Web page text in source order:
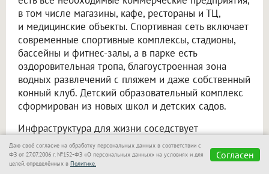
в том числе магазины, кафе, рестораны и ТЦ,
и медицинские объекты. Спортивная сеть включает
современные спортивные комплексы, стадионы,
бассейны и фитнес-залы, а в парке есть
оздоровительная тропа, благоустроенная зона
водных развлечений с пляжем и даже собственный
конный клуб. Детский образовательный комплекс
сформирован из новых школ и детских садов.
Инфраструктура для жизни соседствует
с передовыми научно-техническими центрами,
основными «офисами» Кольцово, которые скорее
напоминают футуристичные арт-объекты, нежели
Даю своё согласие на обработку персональных данных в соответствии с
ФЗ от 27.07.2006 г. №152-ФЗ «О персональных данных» на условиях и для
целей, определённых в Политике.
Согласен